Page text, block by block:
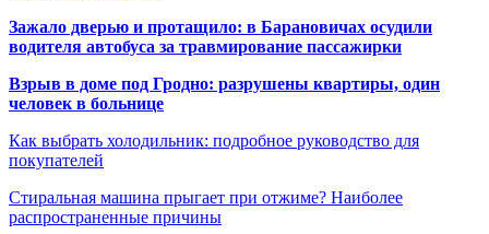
Зажало дверью и протащило: в Барановичах осудили
водителя автобуса за травмирование пассажирки
Взрыв в доме под Гродно: разрушены квартиры, один
человек в больнице
Как выбрать холодильник: подробное руководство для
покупателей
Стиральная машина прыгает при отжиме? Наиболее
распространенные причины